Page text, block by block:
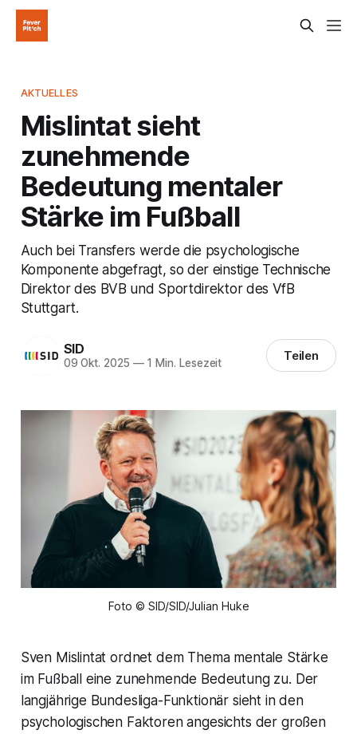
AKTUELLES
Mislintat sieht
zunehmende
Bedeutung mentaler
Stärke im Fußball
Auch bei Transfers werde die psychologische
Komponente abgefragt, so der einstige Technische
Direktor des BVB und Sportdirektor des VfB
Stuttgart.
SID
09 Okt. 2025 —1 Min. Lesezeit Teilen
Foto © SID/SID/Julian Huke
Sven Mislintat ordnet dem Thema mentale Stärke
im Fußball eine zunehmende Bedeutung zu. Der
langjährige Bundesliga-Funktionär sieht in den
psychologischen Faktoren angesichts der großen